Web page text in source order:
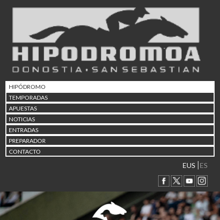
HIPÓDROMO
TEMPORADAS
APUESTAS
NOTICIAS
ENTRADAS
PREPARADOR
CONTACTO
EUS ES
02/08 17:30 Abuztuaren 2a / 2 de
Abuztuaren 9a / 9 de
12/08 12:24 Abuztaren 12a / 12 de
15/08 17:05 Abuztuaren 15a / 15 de
23/08 17:30 Abuztuaren 23a / 23 de
30/08 17:30 Abuztuaren 30a / 30 de
02/09 11:15
06/09 17:30 Irailaren 6a / 6 de
Irailaren 13a / 13 de
30/09 11:30 Irailaren 30a / 30 de